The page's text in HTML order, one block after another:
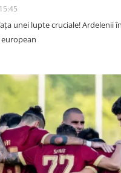
unei lupte cruciale! Ardelenii